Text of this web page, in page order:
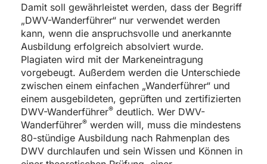
Damit soll gewährleistet werden, dass der Begriff
„DWV-Wanderführer“ nur verwendet werden
kann, wenn die anspruchsvolle und anerkannte
Ausbildung erfolgreich absolviert wurde.
Plagiaten wird mit der Markeneintragung
vorgebeugt. Außerdem werden die Unterschiede
zwischen einem einfachen „Wanderführer“ und
einem ausgebildeten, geprüften und zertifizierten
DWV-Wanderführer® deutlich. Wer DWV-
Wanderführer® werden will, muss die mindestens
80-stündige Ausbildung nach Rahmenplan des
DWV durchlaufen und sein Wissen und Können in